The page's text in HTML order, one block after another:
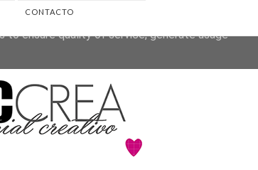
CONTACTO
traffic. Your IP address and user-agent
to ensure quality of service, generate usage